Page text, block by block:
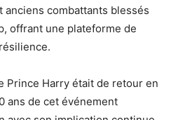
combattants blessés
offrant une plateforme de
Prince Harry était de retour en
ans de cet événement